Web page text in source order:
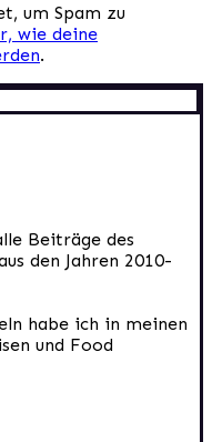
um Spam zu
wie deine
.
Beiträge des
den Jahren 2010-
habe ich in meinen
und Food